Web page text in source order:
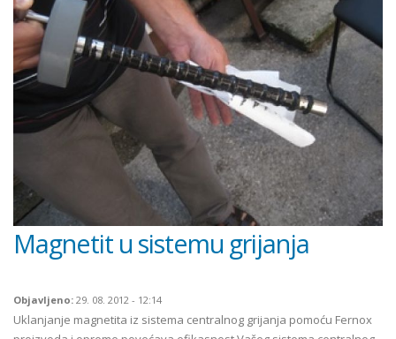
Magnetit u sistemu grijanja
Objavljeno: 29. 08. 2012 - 12:14
Uklanjanje magnetita iz sistema centralnog grijanja pomoću Fernox